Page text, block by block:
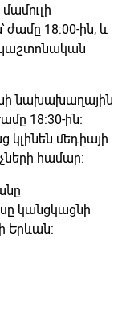
ժամը 18:00-ին, և
պաշտոնական
նախախաղային
18:30-ին։
մեդիայի
համար:
կանցկացնի
Երևան: